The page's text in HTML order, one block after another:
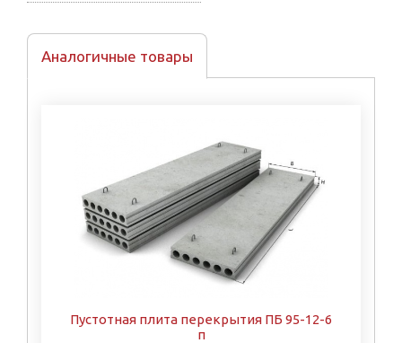
Аналогичные товары
Пустотная плита перекрытия ПБ 95-12-6
п